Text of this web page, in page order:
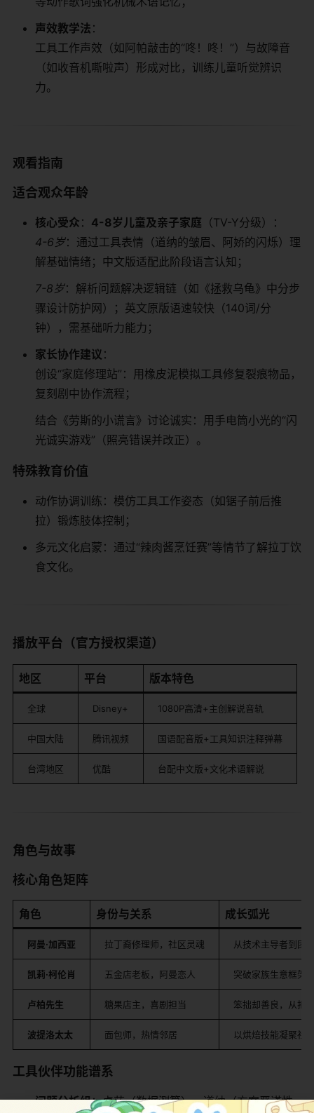
​声效教学法​ ​：
工具工作声效（如阿帕敲击的“咚！咚！”）与故障音
（如收音机嘶啦声）形成对比，训练儿童听觉辨识
力。
​观看指南​
​适合观众年龄​
​核心受众​ ​：​ ​4-8岁儿童及亲子家庭​ ​（TV-Y分级）：
4-6岁：通过工具表情（道纳的皱眉、阿娇的闪烁）理
解基础情绪；中文版适配此阶段语言认知；
7-8岁：解析问题解决逻辑链（如《拯救乌龟》中分步
骤设计防护网）；英文原版语速较快（140词/分
钟），需基础听力能力；
​家长协作建议​ ​：
创设“家庭修理站”：用橡皮泥模拟工具修复裂痕物品，
复刻剧中协作流程；
结合《劳斯的小谎言》讨论诚实：用手电筒小光的“闪
光诚实游戏”（照亮错误并改正）。
​特殊教育价值​
动作协调训练：模仿工具工作姿态（如锯子前后推
拉）锻炼肢体控制；
多元文化启蒙：通过“辣肉酱烹饪赛”等情节了解拉丁饮
食文化。
​播放平台（官方授权渠道）​
​地区​ ​平台​ ​版本特色​
全球 Disney+ 1080P高清+主创解说音轨
中国大陆 腾讯视频 国语配音版+工具知识注释弹幕
台湾地区 优酷 台配中文版+文化术语解说
​角色与故事​
​核心角色矩阵​
​角色​ ​身份与关系​ ​成长弧光​
​阿曼·加西亚​ 拉丁裔修理师，社区灵魂 从技术主导者到团
​凯莉·柯伦肖​ 五金店老板，阿曼恋人 突破家族生意框架
​卢柏先生​ 糖果店主，喜剧担当 笨拙却善良，从拒
​波提洛太太​ 面包师，热情邻居 以烘焙技能凝聚社
​工具伙伴功能谱系​
​问题分析组​​：卓莎（数据测算）、道纳（方案严谨性